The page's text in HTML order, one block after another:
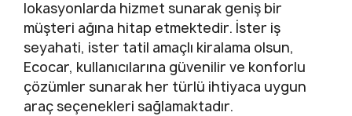
lokasyonlarda hizmet sunarak geniş bir
müşteri ağına hitap etmektedir. İster iş
seyahati, ister tatil amaçlı kiralama olsun,
Ecocar, kullanıcılarına güvenilir ve konforlu
çözümler sunarak her türlü ihtiyaca uygun
araç seçenekleri sağlamaktadır.